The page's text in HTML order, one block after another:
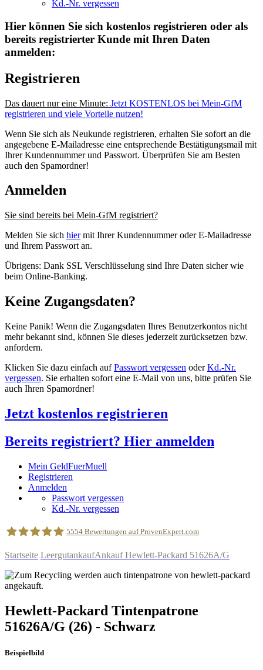
Kd.-Nr. vergessen
Hier können Sie sich kostenlos registrieren oder als
bereits registrierter Kunde mit Ihren Daten
anmelden:
Registrieren
Das dauert nur eine Minute: Jetzt KOSTENLOS bei Mein-GfM
registrieren und viele Vorteile nutzen!
Wenn Sie sich als Neukunde registrieren, erhalten Sie sofort an die
angegebene E-Mailadresse eine entsprechende Bestätigungsmail mit
Ihrer Kundennummer und Passwort. Überprüfen Sie am Besten
auch den Spamordner!
Anmelden
Sie sind bereits bei Mein-GfM registriert?
Melden Sie sich hiermit Ihrer Kundennummer oder E-Mailadresse
und Ihrem Passwort an.
Übrigens: Dank SSL Verschlüsselung sind Ihre Daten sicher wie
beim Online-Banking.
Keine Zugangsdaten?
Keine Panik! Wenn die Zugangsdaten Ihres Benutzerkontos nicht
mehr bekannt sind, können Sie dieses jederzeit zurücksetzen bzw.
anfordern.
Klicken Sie dazu einfach aufPasswort vergessen oderKd.-Nr.
vergessen. Sie erhalten sofort eine E-Mail von uns, bitte prüfen Sie
auch Ihren Spamordner!
Jetzt kostenlos registrieren
Bereits registriert? Hier anmelden
Mein GeldFuerMuell
Registrieren
Anmelden
Passwort vergessen
Kd.-Nr. vergessen
5554 Bewertungen auf ProvenExpert.com
Startseite LeergutankaufAnkauf Hewlett-Packard 51626A/G
Hewlett-Packard Tintenpatrone
51626A/G (26) - Schwarz
Beispielbild